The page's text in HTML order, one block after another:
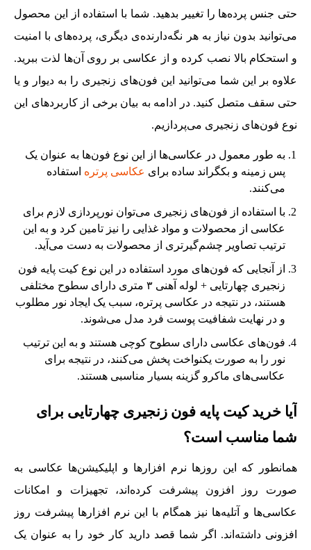
حتی جنس پرده‌ها را تغییر بدهید. شما با استفاده از این محصول
می‌توانید بدون نیاز به هر نگه‌دارنده‌ی دیگری، پرده‌های با امنیت
و استحکام بالا نصب کرده و از عکاسی بر روی آن‌ها لذت ببرید.
علاوه بر این شما می‌توانید این فون‌های زنجیری را به دیوار و یا
حتی سقف متصل کنید. در ادامه به بیان برخی از کاربردهای این
نوع فون‌های زنجیری می‌پردازیم.
به طور معمول در عکاسی‌ها از این نوع فون‌ها به عنوان یک
پس زمینه و بکگراند ساده برای عکاسی پرتره استفاده
می‌کنند.
با استفاده از فون‌های زنجیری می‌توان نورپردازی لازم برای
عکاسی از محصولات و مواد غذایی را نیز تامین کرد و به این
ترتیب تصاویر چشم‌گیرتری از محصولات به دست می‌آید.
از آنجایی که فون‌های مورد استفاده در این نوع کیت پایه فون
زنجیری چهارتایی + لوله آهنی ٣ متری دارای سطوح مختلفی
هستند، در نتیجه در عکاسی پرتره، سبب یک ایجاد نور مطلوب
و در نهایت شفافیت پوست فرد مدل می‌شوند.
فون‌های عکاسی دارای سطوح کوچی هستند و به این ترتیب
نور را به صورت یکنواخت پخش می‌کنند، در نتیجه برای
عکاسی‌های ماکرو گزینه بسیار مناسبی هستند.
آیا خرید کیت پایه فون زنجیری چهارتایی برای
شما مناسب است؟
همانطور که این روزها نرم افزارها و اپلیکیشن‌ها عکاسی به
صورت روز افزون پیشرفت کرده‌اند، تجهیزات و امکانات
عکاسی‌ها و آتلیه‌ها نیز همگام با این نرم‌ افزارها پیشرفت روز
افزونی داشته‌اند. اگر شما قصد دارید کار خود را به عنوان یک